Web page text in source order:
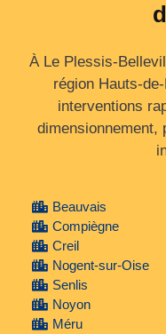
À Le Plessis-
région
interventions
dimensionnement,
Beauvais
Compiègne
Creil
Nogent-sur-Oise
Senlis
Noyon
Méru